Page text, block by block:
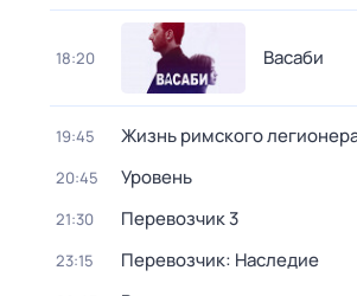
18:20 Васаби
19:45 Жизнь римского
20:45 Уровень
21:30 Перевозчик 3
23:15 Перевозчик: Наследие